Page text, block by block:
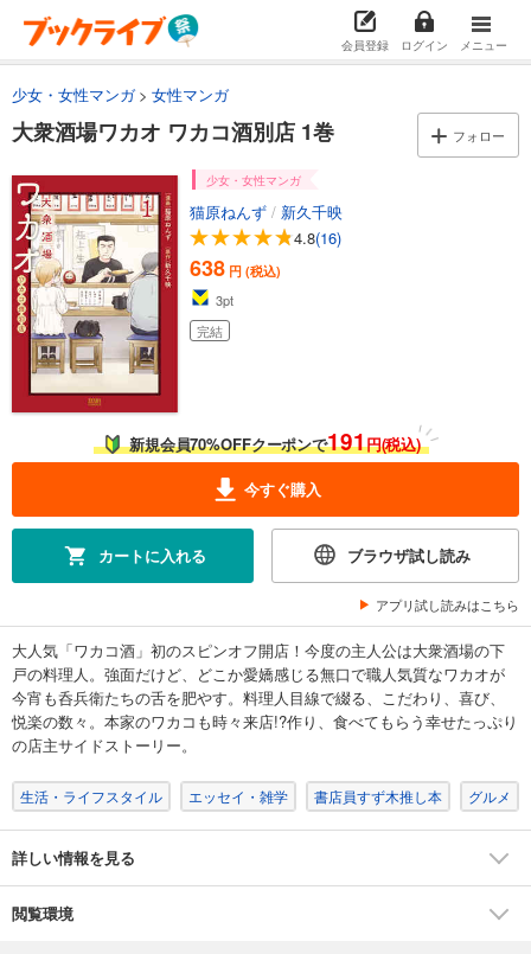
会員登録 ログイン メニュー
少女・女性マンガ 女性マンガ
大衆酒場ワカオ ワカコ酒別店 1巻 フォロー
少女・女性マンガ
猫原ねんず / 新久千映
4.8(16)
638 円 (税込)
3pt
完結
新規会員70%OFFクーポンで191円(税込)
今すぐ購入
カートに入れる ブラウザ試し読み
アプリ試し読みはこちら
大人気「ワカコ酒」初のスピンオフ開店！今度の主人公は大衆酒場の下
戸の料理人。強面だけど、どこか愛嬌感じる無口で職人気質なワカオが
今宵も呑兵衛たちの舌を肥やす。料理人目線で綴る、こだわり、喜び、
悦楽の数々。本家のワカコも時々来店!?作り、食べてもらう幸せたっぷり
の店主サイドストーリー。
生活・ライフスタイル エッセイ・雑学 書店員すず木推し本 グルメ
詳しい情報を見る
閲覧環境